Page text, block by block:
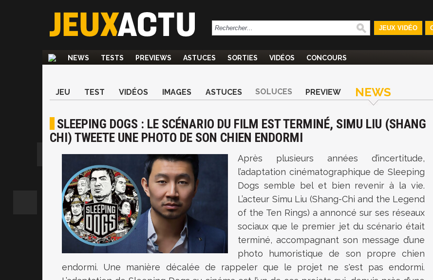
JEUX VIDÉO
NEWS TESTS PREVIEWS ASTUCES SORTIES VIDÉOS CONCOURS
JEU TEST VIDÉOS IMAGES ASTUCES SOLUCES PREVIEW NEWS
SLEEPING DOGS : LE SCÉNARIO DU FILM EST TERMINÉ, SIMU LIU (SHANG
CHI) TWEETE UNE PHOTO DE SON CHIEN ENDORMI
Après plusieurs années d’incertitude,
l’adaptation cinématographique de Sleeping
Dogs semble bel et bien revenir à la vie.
L’acteur Simu Liu (Shang-Chi and the Legend
of the Ten Rings) a annoncé sur ses réseaux
sociaux que le premier jet du scénario était
terminé, accompagnant son message d’une
photo humoristique de son propre chien
endormi. Une manière décalée de rappeler que le projet ne s'est pas endormi.